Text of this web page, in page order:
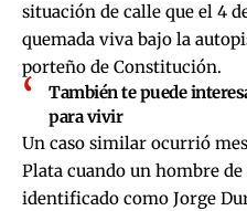
situación de calle que el 4
quemada viva bajo la
porteño de Constitución.
También te puede
para vivir
Un caso similar ocurrió
Plata cuando un hombre
identificado como Jorge